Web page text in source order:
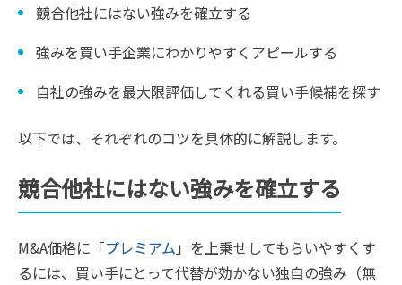
競合他社にはない強みを確立する
強みを買い手企業にわかりやすくアピールする
自社の強みを最大限評価してくれる買い手候補を探す
以下では、それぞれのコツを具体的に解説します。
競合他社にはない強みを確立する
M&A価格に「プレミアム 」を上乗せしてもらいやすくす
るには、買い手にとって代替が効かない独自の強み（無